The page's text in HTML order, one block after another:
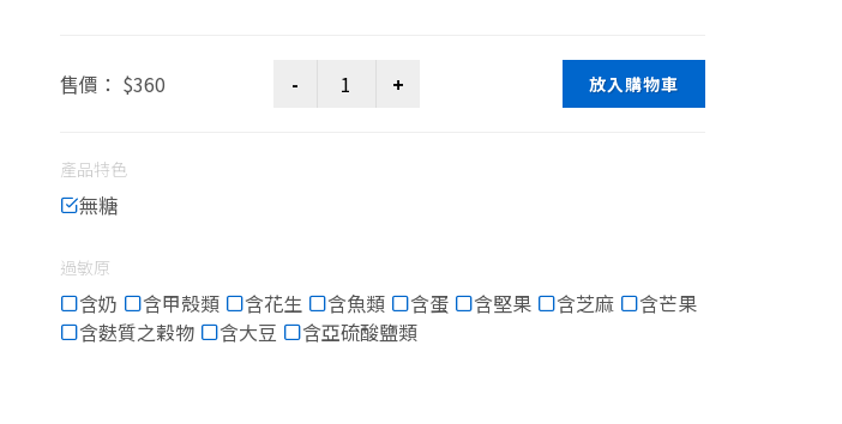
售價： $360 放入購物車
產品特色
無糖
過敏原
含奶 含甲殼類 含花生 含魚類 含蛋 含堅果 含芝麻
含芒果
含麩質之穀物
含大豆 含亞硫酸鹽類